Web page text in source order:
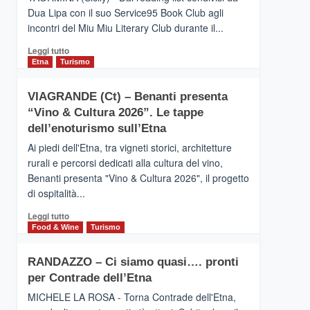
secondo
i
di
Airbnb.
la
Valle
Alcantara
nei
primi
classifica
siciliana
Dua Lipa con il suo Service95 Book Club agli
incontri del Miu Miu Literary Club durante il...
Leggi tuttoLeggi
di
IL
SAN
DOMENICO
TAORMINA,
UN
HOTEL
FOUR
PRESENTA
IL
SUMMER
BOOK
CLUB
Etna Turismo
VIAGRANDE (Ct) – Benanti presenta
“Vino & Cultura 2026”. Le tappe
dell’enoturismo sull’Etna
Ai piedi dell'Etna, tra vigneti storici, architetture
rurali e percorsi dedicati alla cultura del vino,
Benanti presenta "Vino & Cultura 2026", il progetto
di ospitalità...
Leggi tuttoLeggi
di
VIAGRANDE
(Ct)
–
Food & Wine Turismo
RANDAZZO – Ci siamo quasi…. pronti
per Contrade dell’Etna
MICHELE LA ROSA - Torna Contrade dell'Etna,